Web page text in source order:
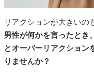
リアクションが大きいの
男性が何かを言ったとき
とオーバーリアクション
りませんか？